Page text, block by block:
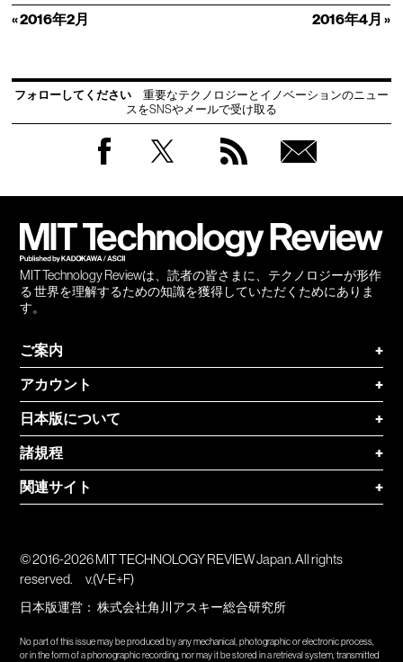
« 2016年2月 2016年4月 »
フォローしてください
重要なテクノロジーとイノベーションのニュー
スをSNSやメールで受け取る
MIT Technology Reviewは、読者の皆さまに、テクノロジーが形作
る 世界を理解するための知識を獲得していただくためにありま
す。
ご案内
+
アカウント
+
日本版について
+
諸規程
+
関連サイト
+
© 2016-2026 MIT TECHNOLOGY REVIEW Japan. All rights
reserved.
v.(V-E+F)
日本版運営：株式会社角川アスキー総合研究所
No part of this issue may be produced by any mechanical, photographic or electronic process,
or in the form of a phonographic recording, nor may it be stored in a retrieval system, transmitted